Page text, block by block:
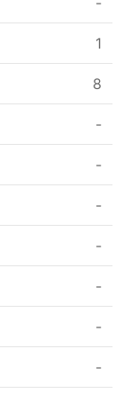
1
8
-
-
-
-
-
-
-